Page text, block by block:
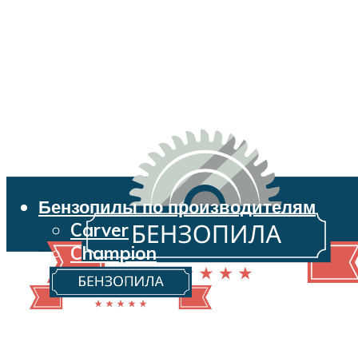
Бензопилы по производителям
Carver
Champion
Echo
Husqvarna